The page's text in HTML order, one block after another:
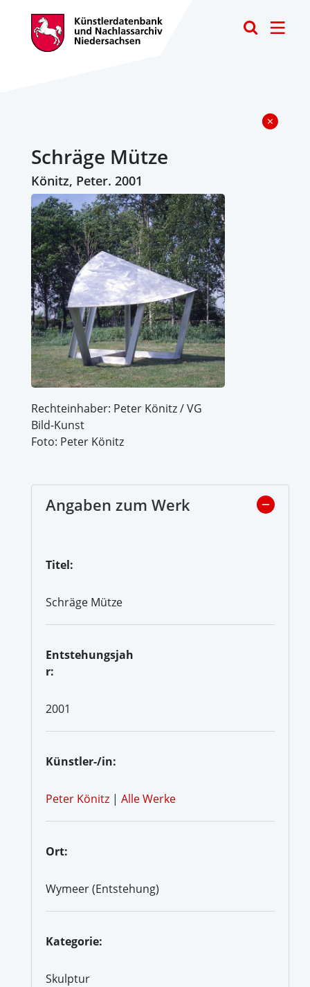
Schräge Mütze
Könitz, Peter. 2001
Rechteinhaber: Peter Könitz / VG
Bild-Kunst
Foto: Peter Könitz
Angaben zum Werk
Titel:
Schräge Mütze
Entstehungsjah
r:
2001
Künstler-/in:
Peter Könitz | Alle Werke
Ort:
Wymeer (Entstehung)
Kategorie:
Skulptur